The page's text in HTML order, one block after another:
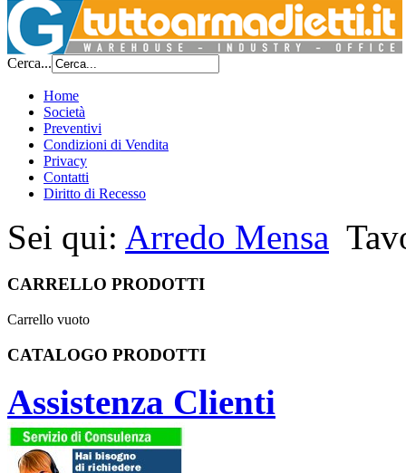
Cerca...
Home
Società
Preventivi
Condizioni di Vendita
Privacy
Contatti
Diritto di Recesso
Sei qui: Arredo Mensa
CARRELLO PRODOTTI
Carrello vuoto
CATALOGO PRODOTTI
Assistenza Clienti